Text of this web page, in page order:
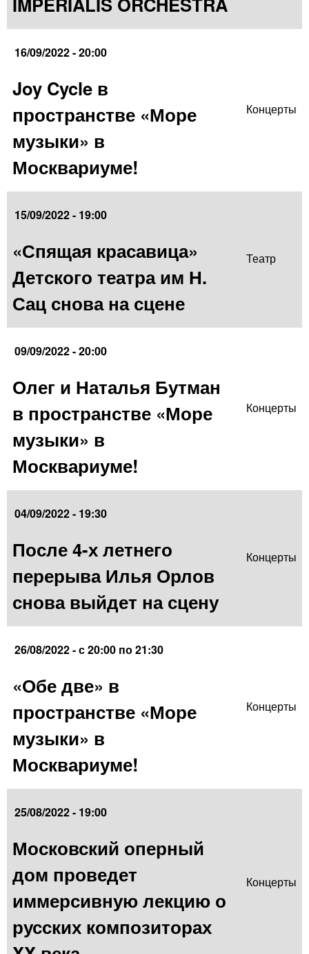
16/09/2022 - 20:00
Joy Cycle в
пространстве «Море
музыки» в
Москвариуме!
Концерты
15/09/2022 - 19:00
«Спящая красавица»
Детского театра им Н.
Сац снова на сцене
Театр
09/09/2022 - 20:00
Олег и Наталья Бутман
в пространстве «Море
музыки» в
Москвариуме!
Концерты
04/09/2022 - 19:30
После 4-х летнего
перерыва Илья Орлов
снова выйдет на сцену
Концерты
26/08/2022 -с20:00 по21:30
«Обе две» в
пространстве «Море
музыки» в
Москвариуме!
Концерты
25/08/2022 - 19:00
Московский оперный
дом проведет
иммерсивную лекцию о
русских композиторах
Концерты